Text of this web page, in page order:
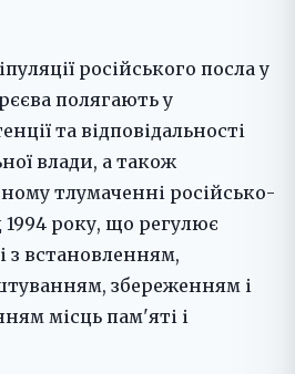
російського посла у
полягають у
та відповідальності
влади, а також
тлумаченні російсько-
1994 року, що регулює
з встановленням,
збереженням і
місць пам'яті і